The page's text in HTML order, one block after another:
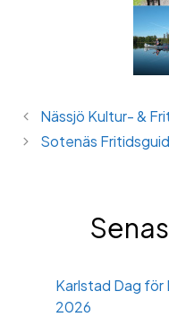
Nässjö Kultur- &
Sotenäs
Karlstad Dag för
2026